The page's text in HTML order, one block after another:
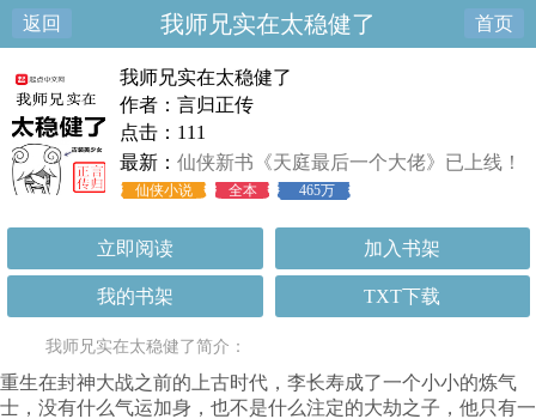
返回 我师兄实在太稳健了 首页
我师兄实在太稳健了
作者：言归正传
点击：111
最新： 仙侠新书《天庭最后一个大佬》已上线！
仙侠小说 全本 465万
立即阅读 加入书架
我的书架 TXT下载
我师兄实在太稳健了简介：
重生在封神大战之前的上古时代，李长寿成了一个小小的炼气
士，没有什么气运加身，也不是什么注定的大劫之子，他只有一